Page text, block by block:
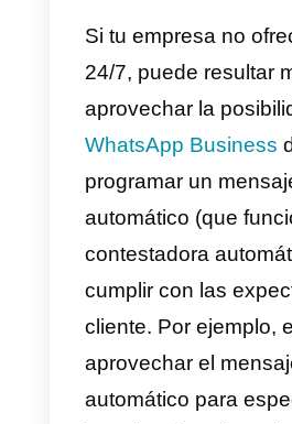
particularmente
de nuestros
(también) un
han
esta opción al
solicitar soporte
incremento
tasa de